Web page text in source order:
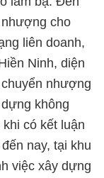
cho
liên doanh,
Ninh, diện
nhượng
không
có kết luận
nay, tại khu
việc xây dựng